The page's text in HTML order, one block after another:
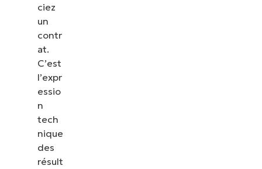
ciez
un
contr
at.
C’est
l’expr
essio
n
tech
nique
des
résult